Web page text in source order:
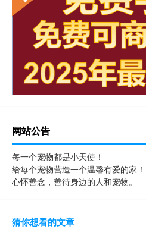
网站公告
每一个宠物都是小天使！
给每个宠物营造一个温馨有爱的家！
心怀善念，善待身边的人和宠物。
猜你想看的文章